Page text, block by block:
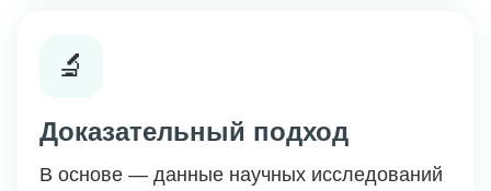
🔬
Доказательный подход
В основе — данные научных исследований